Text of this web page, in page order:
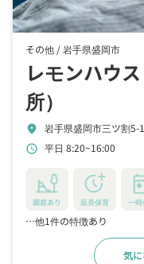
その他 /岩手県盛岡市
レモンハウ
所）
location_on 岩手県盛岡市三ツ割5-
schedule 平日 8:20~16:00
園庭あり 延長保育 一
…他1件の特徴あり
気